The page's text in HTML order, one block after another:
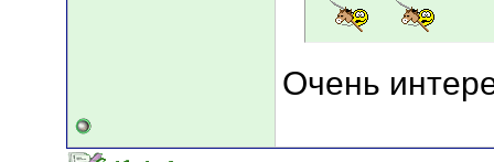
Очень